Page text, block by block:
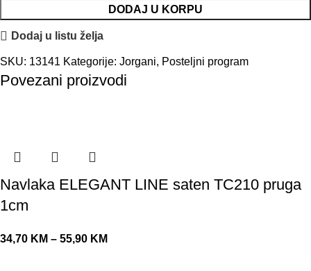
DODAJ U KORPU
Dodaj u listu želja
SKU: 13141 Kategorije: Jorgani, Posteljni program
Povezani proizvodi
Navlaka ELEGANT LINE saten TC210 pruga
1cm
34,70 KM – 55,90 KM